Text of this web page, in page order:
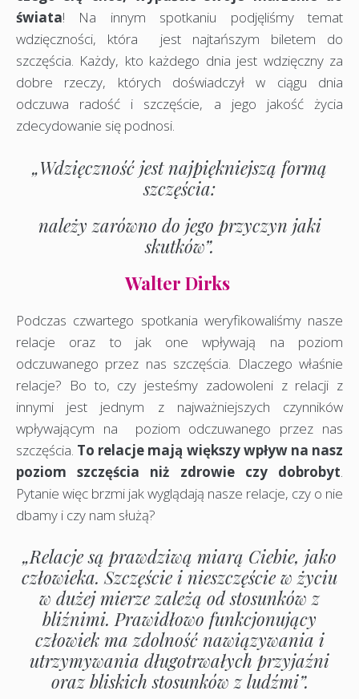
świata! Na innym spotkaniu podjęliśmy temat
wdzięczności, która jest najtańszym biletem do
szczęścia. Każdy, kto każdego dnia jest wdzięczny za
dobre rzeczy, których doświadczył w ciągu dnia
odczuwa radość i szczęście, a jego jakość życia
zdecydowanie się podnosi.
„Wdzięczność jest najpiękniejszą formą
szczęścia:
należy zarówno do jego przyczyn jaki
skutków”.
Walter Dirks
Podczas czwartego spotkania weryfikowaliśmy nasze
relacje oraz to jak one wpływają na poziom
odczuwanego przez nas szczęścia. Dlaczego właśnie
relacje? Bo to, czy jesteśmy zadowoleni z relacji z
innymi jest jednym z najważniejszych czynników
wpływającym na poziom odczuwanego przez nas
szczęścia. To relacje mają większy wpływ na nasz
poziom szczęścia niż zdrowie czy dobrobyt
Pytanie więc brzmi jak wyglądają nasze relacje, czy o nie
dbamy i czy nam służą?
„Relacje są prawdziwą miarą Ciebie, jako
człowieka. Szczęście i nieszczęście w życiu
w dużej mierze zależą od stosunków z
bliźnimi. Prawidłowo funkcjonujący
człowiek ma zdolność nawiązywania i
utrzymywania długotrwałych przyjaźni
oraz bliskich stosunków z ludźmi”.